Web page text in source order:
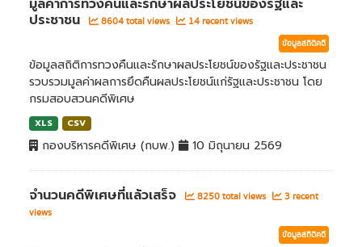
มูลค่าการทวงคืนและรักษาผลประโยชน์ของรัฐและ
ประชาชน
8604 total views 14 recent views
ข้อมูลสถิติคดี
ข้อมูลสถิติการทวงคืนและรักษาผลประโยชน์ของรัฐและประชาชน
รวบรวมมูลค่าผลการยึดคืนผลประโยชน์แก่รัฐและประชาชน โดย
กรมสอบสวนคดีพิเศษ
XLS CSV
กองบริหารคดีพิเศษ (กบพ.) 10 มิถุนายน 2569
จำนวนคดีพิเศษที่แล้วเสร็จ 8250 total views
3 recent
views
ข้อมูลสถิติคดี